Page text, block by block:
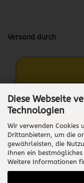
Diese Webseite
Technologien
Wir verwenden Cookies
Drittanbietern, um die
gewährleisten, die
Ihnen ein
Weitere Informationen
Versand durch
Vertrag widerrufen